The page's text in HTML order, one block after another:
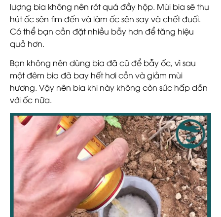
lượng bia không nên rót quá đầy hộp. Mùi bia sẽ thu
hút ốc sên tìm đến và làm ốc sên say và chết đuối.
Có thể bạn cần đặt nhiều bẫy hơn để tăng hiệu
quả hơn.
Bạn không nên dùng bia đã cũ để bẫy ốc, vì sau
một đêm bia đã bay hết hơi cồn và giảm mùi
hương. Vậy nên bia khi này không còn sức hấp dẫn
với ốc nữa.